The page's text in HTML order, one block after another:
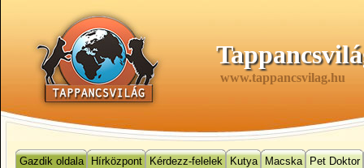
www.tappancsvilag.hu
Gazdik oldala Hírközpont Kérdezz-felelek Kutya Macska Pet Doktor